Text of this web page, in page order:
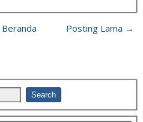
Posting Lama →
Beranda